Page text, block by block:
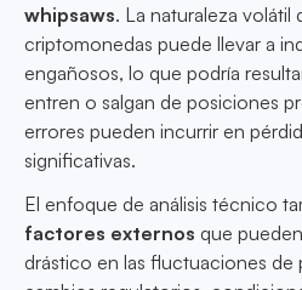
whipsaws. La naturaleza volátil
criptomonedas puede llevar a
engañosos, lo que podría
entren o salgan de posiciones
errores pueden incurrir en
significativas.
El enfoque de análisis técnico
factores externos que
drástico en las fluctuaciones